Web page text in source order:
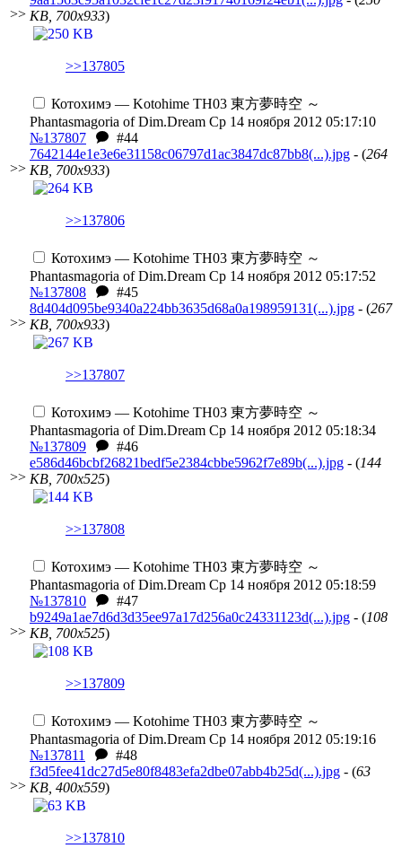
>> KB, 700x933)
>>137805
>>
Котохимэ — Kotohime TH03 東方夢時空 ～
Phantasmagoria of Dim.Dream Ср 14 ноября 2012 05:17:10
№137807
#44
7642144e1e3e6e31158c06797d1ac3847dc87bb8(...).jpg - (264
KB, 700x933)
>>137806
>>
Котохимэ — Kotohime TH03 東方夢時空 ～
Phantasmagoria of Dim.Dream Ср 14 ноября 2012 05:17:52
№137808
#45
8d404d095be9340a224bb3635d68a0a198959131(...).jpg - (267
KB, 700x933)
>>137807
>>
Котохимэ — Kotohime TH03 東方夢時空 ～
Phantasmagoria of Dim.Dream Ср 14 ноября 2012 05:18:34
№137809
#46
e586d46bcbf26821bedf5e2384cbbe5962f7e89b(...).jpg - (144
KB, 700x525)
>>137808
>>
Котохимэ — Kotohime TH03 東方夢時空 ～
Phantasmagoria of Dim.Dream Ср 14 ноября 2012 05:18:59
№137810
#47
b9249a1ae7d6d3d35ee97a17d256a0c24331123d(...).jpg - (108
KB, 700x525)
>>137809
>>
Котохимэ — Kotohime TH03 東方夢時空 ～
Phantasmagoria of Dim.Dream Ср 14 ноября 2012 05:19:16
№137811
#48
f3d5fee41dc27d5e80f8483efa2dbe07abb4b25d(...).jpg - (63
KB, 400x559)
>>137810